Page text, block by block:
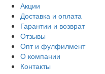
Акции
Доставка и оплата
Гарантии и возврат
Отзывы
Опт и фулфилмент
О компании
Контакты